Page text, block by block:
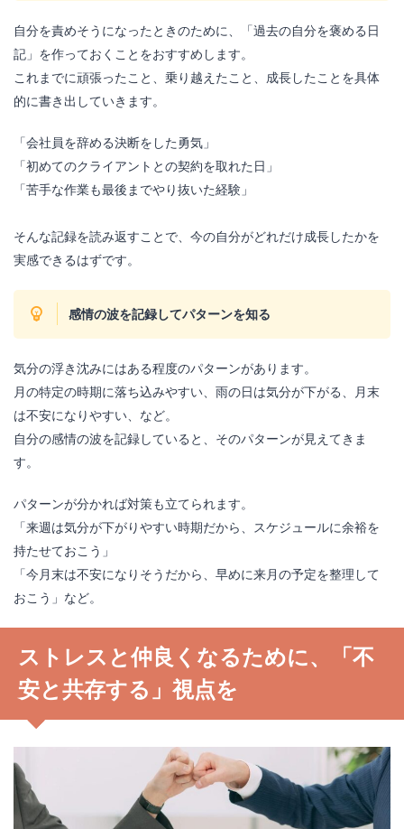
自分を責めそうになったときのために、「過去の自分を褒める日
記」を作っておくことをおすすめします。
これまでに頑張ったこと、乗り越えたこと、成長したことを具体
的に書き出していきます。
「会社員を辞める決断をした勇気」
「初めてのクライアントとの契約を取れた日」
「苦手な作業も最後までやり抜いた経験」
そんな記録を読み返すことで、今の自分がどれだけ成長したかを
実感できるはずです。
感情の波を記録してパターンを知る
気分の浮き沈みにはある程度のパターンがあります。
月の特定の時期に落ち込みやすい、雨の日は気分が下がる、月末
は不安になりやすい、など。
自分の感情の波を記録していると、そのパターンが見えてきま
す。
パターンが分かれば対策も立てられます。
「来週は気分が下がりやすい時期だから、スケジュールに余裕を
持たせておこう」
「今月末は不安になりそうだから、早めに来月の予定を整理して
おこう」など。
ストレスと仲良くなるために、「不
安と共存する」視点を